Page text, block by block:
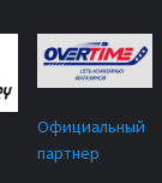
Официальный
партнер